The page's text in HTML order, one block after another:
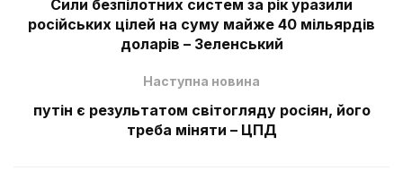
Сили безпілотних систем за рік уразили
російських цілей на суму майже 40 мільярдів
доларів – Зеленський
Наступна новина
путін є результатом світогляду росіян, його
треба міняти – ЦПД